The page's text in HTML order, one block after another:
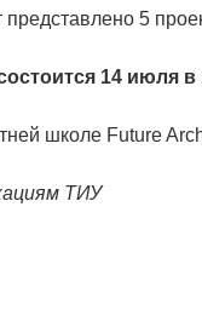
5
14 июля в
школе Future
ТИУ